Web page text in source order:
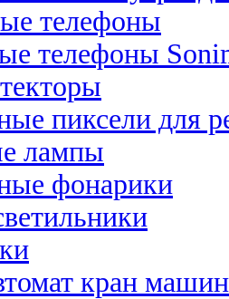
телефоны
телефоны
пиксели для
лампы
фонарики
кран